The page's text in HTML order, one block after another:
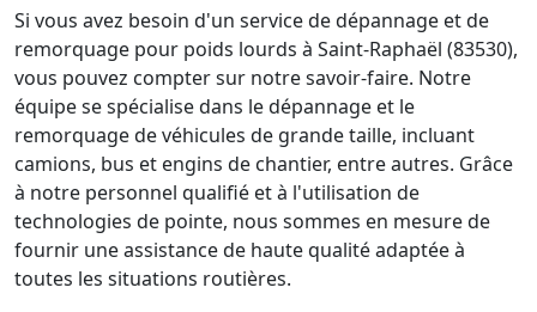
Si vous avez besoin d'un service de dépannage et de
remorquage pour poids lourds à Saint-Raphaël (83530),
vous pouvez compter sur notre savoir-faire. Notre
équipe se spécialise dans le dépannage et le
remorquage de véhicules de grande taille, incluant
camions, bus et engins de chantier, entre autres. Grâce
à notre personnel qualifié et à l'utilisation de
technologies de pointe, nous sommes en mesure de
fournir une assistance de haute qualité adaptée à
toutes les situations routières.